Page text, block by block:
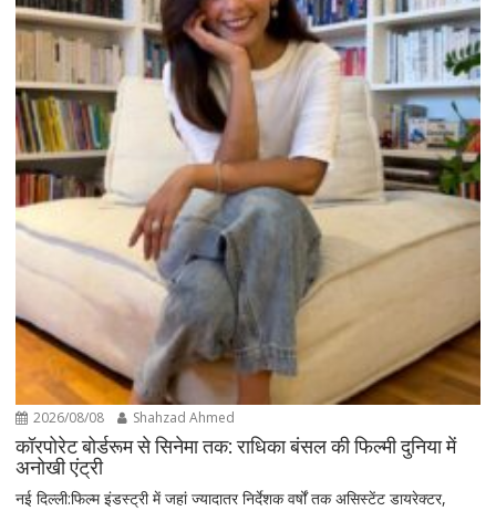
2026/08/08 Shahzad Ahmed
कॉरपोरेट बोर्डरूम से सिनेमा तक: राधिका बंसल की फिल्मी दुनिया में
अनोखी एंट्री
नई दिल्ली:फिल्म इंडस्ट्री में जहां ज्यादातर निर्देशक वर्षों तक असिस्टेंट डायरेक्टर,